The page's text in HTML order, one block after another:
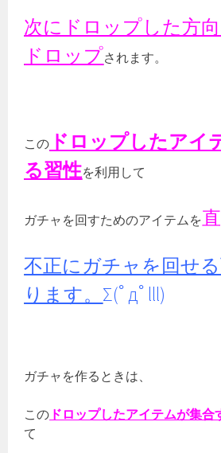
次にドロップした方
ドロップされます。
この ドロップしたアイ
る習性を利用して
ガチャを回すためのアイテムを
不正にガチャを回せ
ります。 Σ(ﾟдﾟlll)
ガチャを作るときは、
この ドロップしたアイテムが集合
て